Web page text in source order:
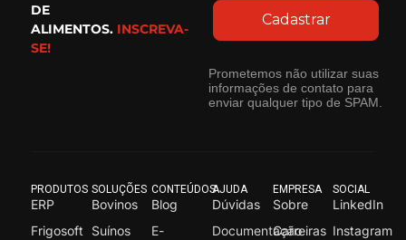
DE
ALIMENTOS. INSCREVA-
SE!
Cadastrar
Prometemos não utilizar suas
informações de contato para
enviar qualquer tipo de SPAM.
PRODUTOS
ERP
Frigosoft
SOLUÇÕES
Bovinos
Suínos
CONTEÚDOS
Blog
E-
AJUDA
Dúvidas
Documentação
EMPRESA
Sobre
Carreiras
SOCIAL
LinkedIn
Instagram